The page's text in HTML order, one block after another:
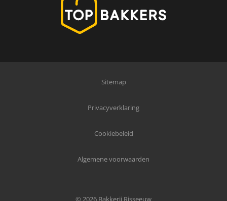
Sitemap
Privacyverklaring
Cookiebeleid
Algemene voorwaarden
© 2026 Bakkerij Risseeuw